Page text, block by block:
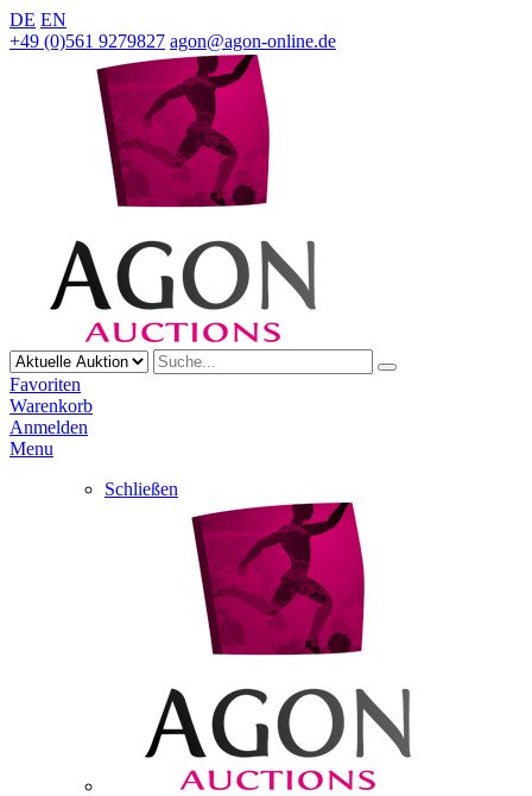
DE EN
+49 (0)561 9279827 agon@agon-online.de
Favoriten
Warenkorb
Anmelden
Menu
Schließen